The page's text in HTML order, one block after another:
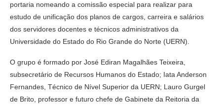
portaria nomeando a comissão especial para realizar para
estudo de unificação dos planos de cargos, carreira e salários
dos servidores docentes e técnicos administrativos da
Universidade do Estado do Rio Grande do Norte (UERN).
O grupo é formado por José Ediran Magalhães Teixeira,
subsecretário de Recursos Humanos do Estado; Iata Anderson
Fernandes, Técnico de Nível Superior da UERN; Lauro Gurgel
de Brito, professor e futuro chefe de Gabinete da Reitoria da